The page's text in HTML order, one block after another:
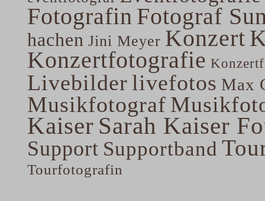
Fotografin Fotograf
hachen Jini Meyer Konzert
Konzertfotografie
Livebilderlivefotos Max
Musikfotograf
Kaiser Sarah Kaiser
Support Supportband
Tourfotografin